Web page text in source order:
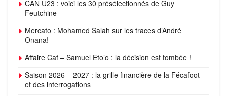
CAN U23 : voici les 30 présélectionnés de Guy
Feutchine
Mercato : Mohamed Salah sur les traces d’André
Onana!
Affaire Caf – Samuel Eto’o : la décision est tombée !
Saison 2026 – 2027 : la grille financière de la Fécafoot
et des interrogations